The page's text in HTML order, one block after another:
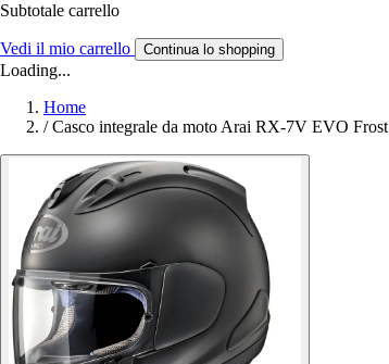
Subtotale carrello
Vedi il mio carrello Continua lo shopping
Loading...
Home
/ Casco integrale da moto Arai RX-7V EVO Frost